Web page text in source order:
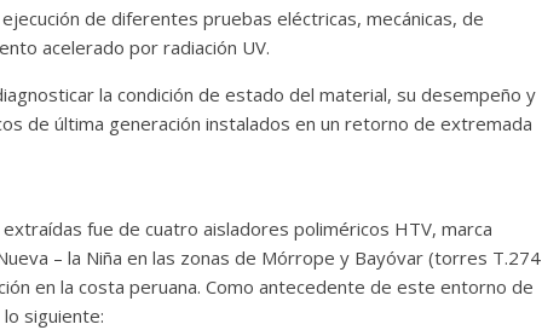
de diferentes pruebas eléctricas, mecánicas, de
acelerado por radiación UV.
la condición de estado del material, su desempeño y
de última generación instalados en un retorno de extremada
fue de cuatro aisladores poliméricos HTV, marca
– la Niña en las zonas de Mórrope y Bayóvar (torres T.274
en la costa peruana. Como antecedente de este entorno de
siguiente: